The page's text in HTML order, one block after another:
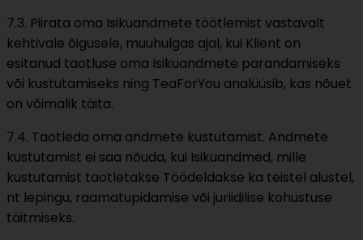
7.3. Piirata oma Isikuandmete töötlemist vastavalt
kehtivale õigusele, muuhulgas ajal, kui Klient on
esitanud taotluse oma Isikuandmete parandamiseks
või kustutamiseks ning TeaForYou analüüsib, kas nõuet
on võimalik täita.
7.4. Taotleda oma andmete kustutamist. Andmete
kustutamist ei saa nõuda, kui Isikuandmed, mille
kustutamist taotletakse Töödeldakse ka teistel alustel,
nt lepingu, raamatupidamise või juriidilise kohustuse
täitmiseks.